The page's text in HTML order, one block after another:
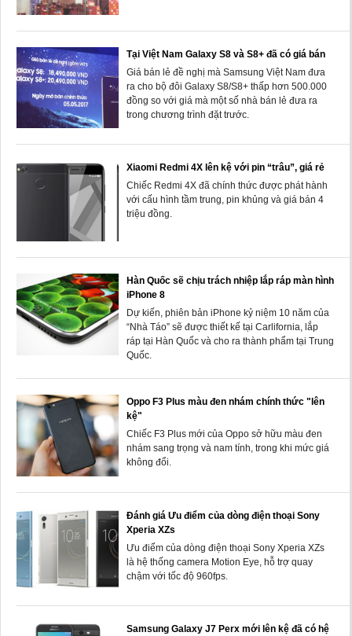
Tại Việt Nam Galaxy S8 và S8+ đã có giá bán
Giá bán lẻ đề nghị mà Samsung Việt Nam đưa
ra cho bộ đôi Galaxy S8/S8+ thấp hơn 500.000
đồng so với giá mà một số nhà bán lẻ đưa ra
trong chương trình đặt trước.
Xiaomi Redmi 4X lên kệ với pin “trâu”, giá rẻ
Chiếc Redmi 4X đã chính thức được phát hành
với cấu hình tầm trung, pin khủng và giá bán 4
triệu đồng.
Hàn Quốc sẽ chịu trách nhiệp lắp ráp màn hình
iPhone 8
Dự kiến, phiên bản iPhone kỷ niệm 10 năm của
“Nhà Táo” sẽ được thiết kế tại Carlifornia, lắp
ráp tại Hàn Quốc và cho ra thành phẩm tại Trung
Quốc.
Oppo F3 Plus màu đen nhám chính thức "lên
kệ"
Chiếc F3 Plus mới của Oppo sở hữu màu đen
nhám sang trọng và nam tính, trong khi mức giá
không đổi.
Đánh giá Ưu điểm của dòng điện thoại Sony
Xperia XZs
Ưu điểm của dòng điện thoại Sony Xperia XZs
là hệ thống camera Motion Eye, hỗ trợ quay
chậm với tốc độ 960fps.
Samsung Galaxy J7 Perx mới lên kệ đã có hệ